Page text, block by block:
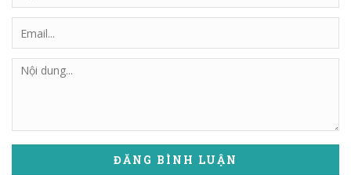
ĐĂNG BÌNH LUẬN